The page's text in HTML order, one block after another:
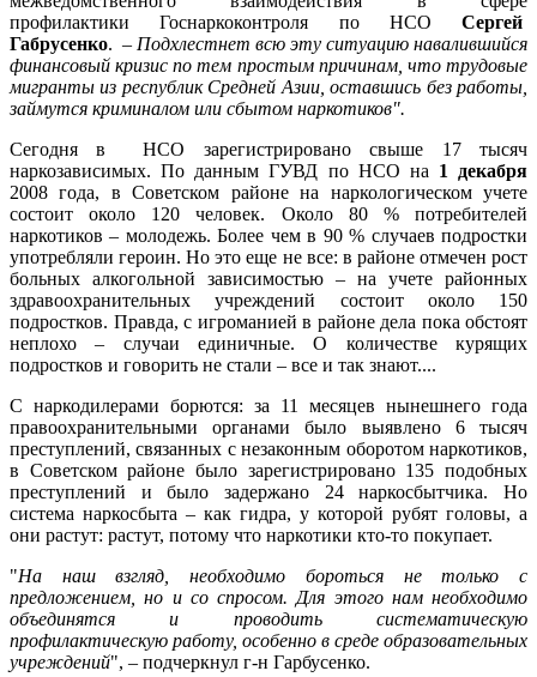
профилактики Госнаркоконтроля по НСО Сергей
Габрусенко. – Подхлестнет всю эту ситуацию навалившийся
финансовый кризис по тем простым причинам, что трудовые
мигранты из республик Средней Азии, оставшись без работы,
займутся криминалом или сбытом наркотиков".
Сегодня в НСО зарегистрировано свыше 17 тысяч
наркозависимых. По данным ГУВД по НСО на 1 декабря
2008 года, в Советском районе на наркологическом учете
состоит около 120 человек. Около 80 % потребителей
наркотиков – молодежь. Более чем в 90 % случаев подростки
употребляли героин. Но это еще не все: в районе отмечен рост
больных алкогольной зависимостью – на учете районных
здравоохранительных учреждений состоит около 150
подростков. Правда, с игроманией в районе дела пока обстоят
неплохо – случаи единичные. О количестве курящих
подростков и говорить не стали – все и так знают....
С наркодилерами борются: за 11 месяцев нынешнего года
правоохранительными органами было выявлено 6 тысяч
преступлений, связанных с незаконным оборотом наркотиков,
в Советском районе было зарегистрировано 135 подобных
преступлений и было задержано 24 наркосбытчика. Но
система наркосбыта – как гидра, у которой рубят головы, а
они растут: растут, потому что наркотики кто-то покупает.
"На наш взгляд, необходимо бороться не только с
предложением, но и со спросом. Для этого нам необходимо
объединятся и проводить систематическую
профилактическую работу, особенно в среде образовательных
учреждений", – подчеркнул г-н Гарбусенко.